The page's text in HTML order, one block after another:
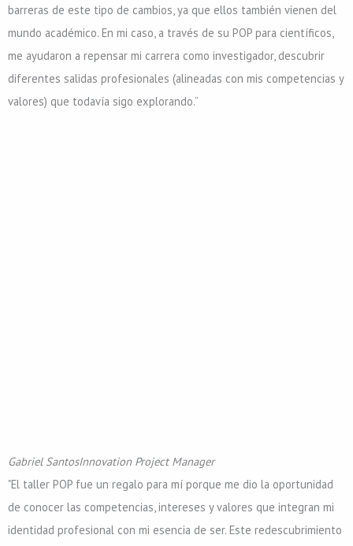
barreras de este tipo de cambios, ya que ellos también vienen del
mundo académico. En mi caso, a través de su POP para científicos,
me ayudaron a repensar mi carrera como investigador, descubrir
diferentes salidas profesionales (alineadas con mis competencias y
valores) que todavía sigo explorando.”
Gabriel SantosInnovation Project Manager
"El taller POP fue un regalo para mí porque me dio la oportunidad
de conocer las competencias, intereses y valores que integran mi
identidad profesional con mi esencia de ser. Este redescubrimiento